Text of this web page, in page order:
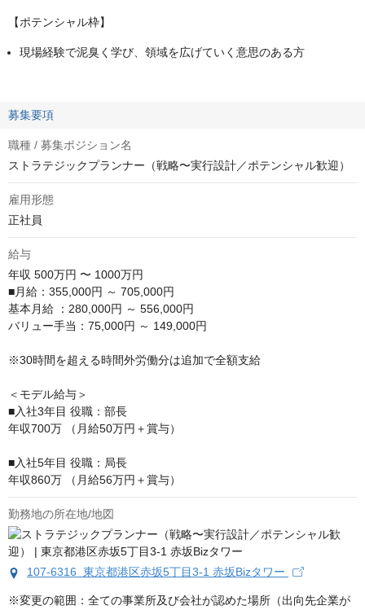
【ポテンシャル枠】
現場経験で泥臭く学び、領域を広げていく意思のある方
募集要項
職種 / 募集ポジション名
ストラテジックプランナー（戦略〜実行設計／ポテンシャル歓迎）
雇用形態
正社員
給与
年収 500万円 〜 1000万円
■月給：355,000円 ～ 705,000円
基本月給 ：280,000円 ～ 556,000円
バリュー手当：75,000円 ～ 149,000円
※30時間を超える時間外労働分は追加で全額支給
＜モデル給与＞
■入社3年目 役職：部長
年収700万 （月給50万円＋賞与）
■入社5年目 役職：局長
年収860万 （月給56万円＋賞与）
勤務地の所在地/地図
107-6316 東京都港区赤坂5丁目3-1 赤坂Bizタワー
※変更の範囲：全ての事業所及び会社が認めた場所（出向先企業が